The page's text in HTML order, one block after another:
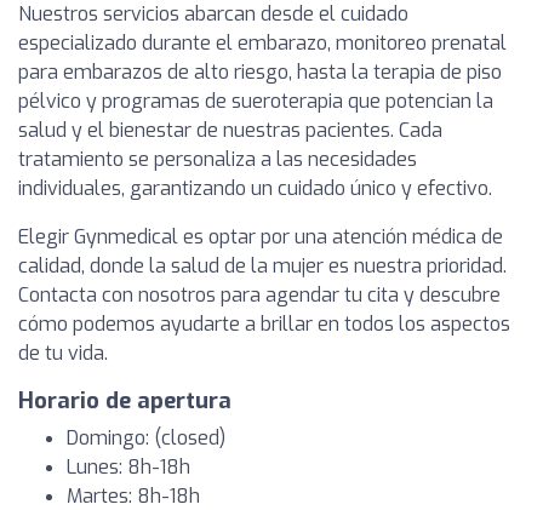
Nuestros servicios abarcan desde el cuidado
especializado durante el embarazo, monitoreo prenatal
para embarazos de alto riesgo, hasta la terapia de piso
pélvico y programas de sueroterapia que potencian la
salud y el bienestar de nuestras pacientes. Cada
tratamiento se personaliza a las necesidades
individuales, garantizando un cuidado único y efectivo.
Elegir Gynmedical es optar por una atención médica de
calidad, donde la salud de la mujer es nuestra prioridad.
Contacta con nosotros para agendar tu cita y descubre
cómo podemos ayudarte a brillar en todos los aspectos
de tu vida.
Horario de apertura
Domingo: (closed)
Lunes: 8h-18h
Martes: 8h-18h